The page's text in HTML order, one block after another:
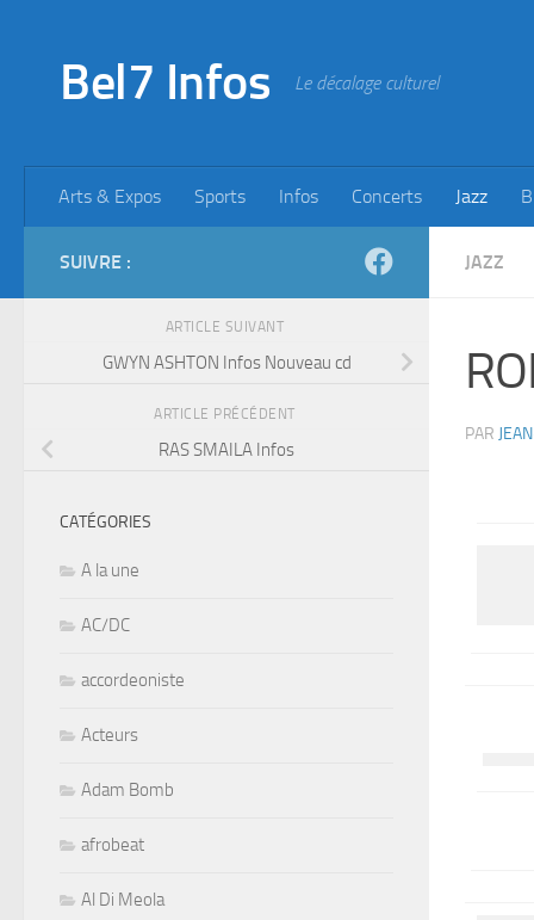
Bel7 Infos Le décalage culturel
Arts & Expos Sports Infos Concerts Jazz
JAZZ
PAR
SUIVRE :
ARTICLE SUIVANT
GWYN ASHTON Infos Nouveau cd
ARTICLE PRÉCÉDENT
RAS SMAILA Infos
CATÉGORIES
A la une
AC/DC
accordeoniste
Acteurs
Adam Bomb
afrobeat
Al Di Meola